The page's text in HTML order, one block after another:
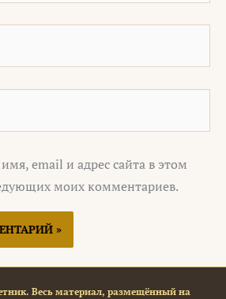
email и адрес сайта в этом
моих комментариев.
Весь материал, размещённый на